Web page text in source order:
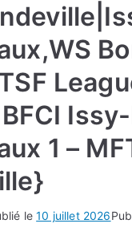
1 –
le10 juillet 2026